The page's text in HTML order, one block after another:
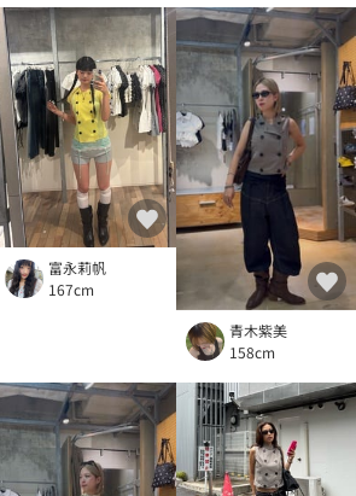
富永莉帆
167cm
青木紫美
158cm